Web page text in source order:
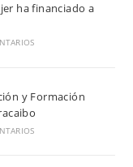
ha financiado a
y Formación